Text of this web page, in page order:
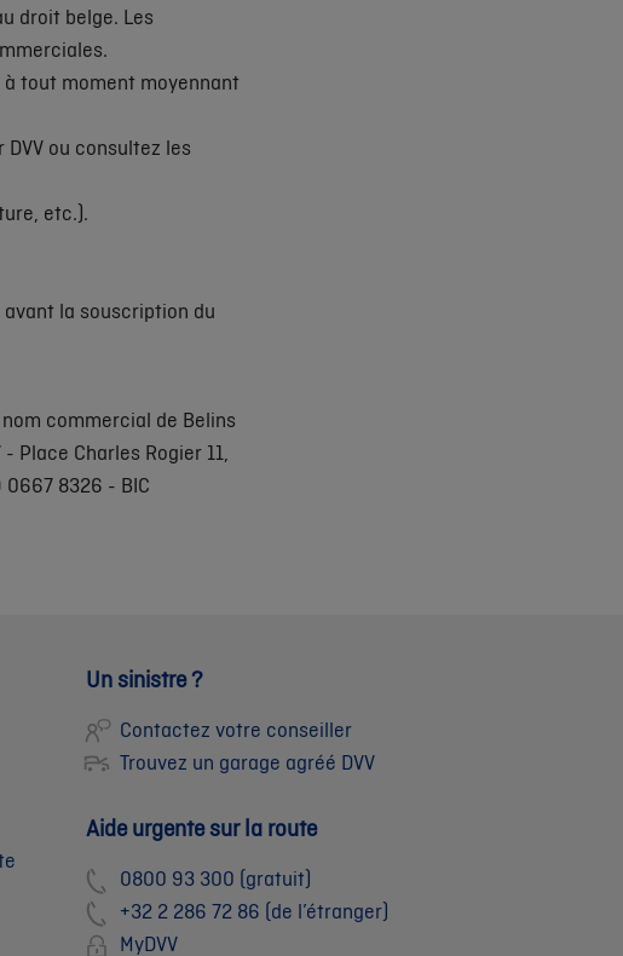
droit belge. Les
tout moment moyennant
ou consultez les
etc.).
la souscription du
commercial de Belins
Charles Rogier 11,
0667 8326 - BIC
Un sinistre ?
Contactez votre conseiller
Trouvez un garage agréé DVV
Aide urgente sur la route
0800 93 300 (gratuit)
+32 2 286 72 86 (de l’étranger)
MyDVV